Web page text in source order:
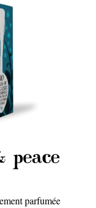
peace
parfumée